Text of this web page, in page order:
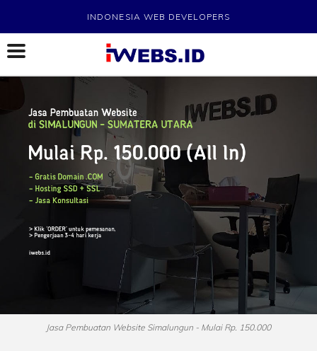
INDONESIA WEB DEVELOPERS
Jasa Pembuatan Website Simalungun - Mulai Rp. 150.000